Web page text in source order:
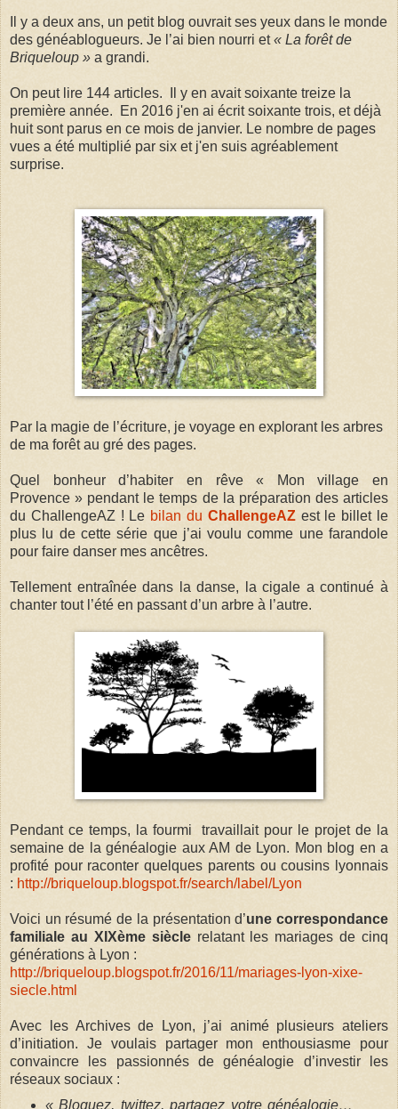
Il y a deux ans, un petit blog ouvrait ses yeux dans le monde
des généablogueurs. Je l’ai bien nourri et« La forêt de
Briqueloup » a grandi.
On peut lire 144 articles. Il y en avait soixante treize la
première année. En 2016 j'en ai écrit soixante trois, et déjà
huit sont parus en ce mois de janvier. Le nombre de pages
vues a été multiplié par six et j'en suis agréablement
surprise.
Par la magie de l’écriture, je voyage en explorant les arbres
de ma forêt au gré des pages.
Quel bonheur d’habiter en rêve « Mon village en
Provence » pendant le temps de la préparation des articles
du ChallengeAZ ! Le bilan du ChallengeAZest le billet le
plus lu de cette série que j’ai voulu comme une farandole
pour faire danser mes ancêtres.
Tellement entraînée dans la danse, la cigale a continué à
chanter tout l’été en passant d’un arbre à l’autre.
Pendant ce temps, la fourmi travaillait pour le projet de la
semaine de la généalogie aux AM de Lyon. Mon blog en a
profité pour raconter quelques parents ou cousins lyonnais
: http://briqueloup.blogspot.fr/search/label/Lyon
Voici un résumé de la présentation d’une correspondance
familiale au XIXème sièclerelatant les mariages de cinq
générations à Lyon :
http://briqueloup.blogspot.fr/2016/11/mariages-lyon-xixe-
siecle.html
Avec les Archives de Lyon, j’ai animé plusieurs ateliers
d’initiation. Je voulais partager mon enthousiasme pour
convaincre les passionnés de généalogie d’investir les
réseaux sociaux :
« Bloguez, twittez, partagez votre généalogie…